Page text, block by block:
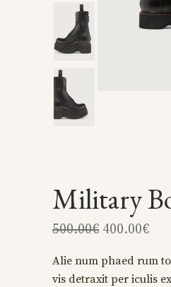
Military
500.00€ 400.00€
Alie num phaed rum
vis detraxit per iculis